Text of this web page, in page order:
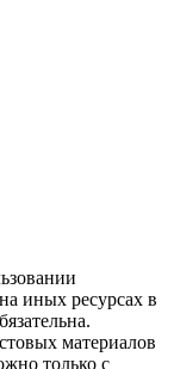
иных ресурсах в
материалов
только с